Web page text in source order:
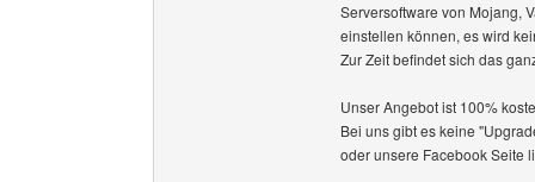
Serversoftware von Mojang,
einstellen können, es wird
Zur Zeit befindet sich das
Unser Angebot ist 100%
Bei uns gibt es keine
oder unsere Facebook Seite